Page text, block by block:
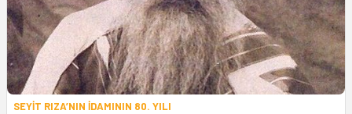
SEYİT RIZA’NIN İDAMININ 80. YILI